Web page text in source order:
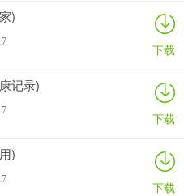
力打造的信息服务平台。它功能
闻资讯方面，汇聚热闻头条，让
小事。政务办事板块，可进行政
律援助也能搞定。生活服务便捷
等数十项服务，教育上招生和简
指南能及时浏览，更新日志会修
区域内居民提供及时有效的便民
款超实用的APP，快来下载体验
)
下载
记录)
下载
)
下载